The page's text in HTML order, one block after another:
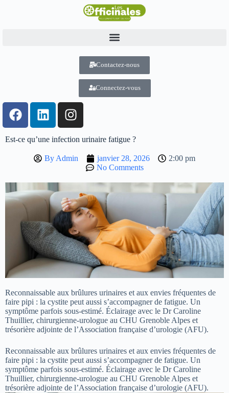
Contactez-nous
Connectez-vous
Est-ce qu’une infection urinaire fatigue ?
By Admin janvier 28, 2026
2:00 pm
No Comments
Reconnaissable aux brûlures urinaires et aux envies fréquentes de
faire pipi : la cystite peut aussi s’accompagner de fatigue. Un
symptôme parfois sous-estimé. Éclairage avec le Dr Caroline
Thuillier, chirurgienne-urologue au CHU Grenoble Alpes et
trésorière adjointe de l’Association française d’urologie (AFU).
Reconnaissable aux brûlures urinaires et aux envies fréquentes de
faire pipi : la cystite peut aussi s’accompagner de fatigue. Un
symptôme parfois sous-estimé. Éclairage avec le Dr Caroline
Thuillier, chirurgienne-urologue au CHU Grenoble Alpes et
trésorière adjointe de l’Association française d’urologie (AFU).